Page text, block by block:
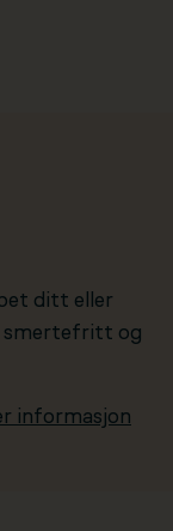
ditt eller
smertefritt og
informasjon